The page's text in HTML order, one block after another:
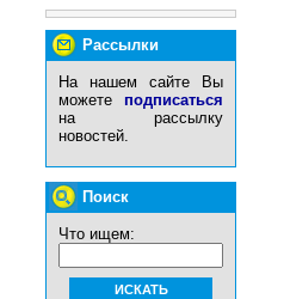
Рассылки
На нашем сайте Вы
можете подписаться
на рассылку
новостей.
Поиск
Что ищем: